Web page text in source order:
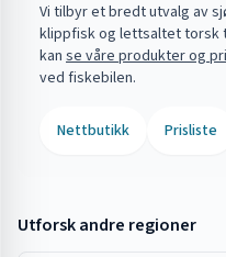
Vi tilbyr et bredt utvalg av
klippfisk og lettsaltet torsk
kan se våre produkter og
ved fiskebilen.
Nettbutikk Prisliste
Utforsk andre regioner